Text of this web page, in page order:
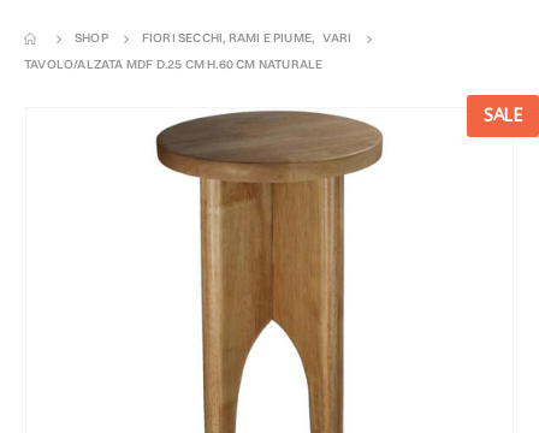
SHOP FIORI SECCHI, RAMI E PIUME, VARI
TAVOLO/ALZATA MDF D.25 CM H.60 CM NATURALE
SALE